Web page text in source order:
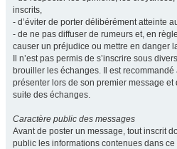
inscrits,
- d’éviter de porter délibérément atteinte
- de ne pas diffuser de rumeurs et, en
causer un préjudice ou mettre en danger
Il n’est pas permis de s’inscrire sous
brouiller les échanges. Il est
présenter lors de son premier message
suite des échanges.
Caractère public des messages
Avant de poster un message, tout inscrit
public les informations contenues dans